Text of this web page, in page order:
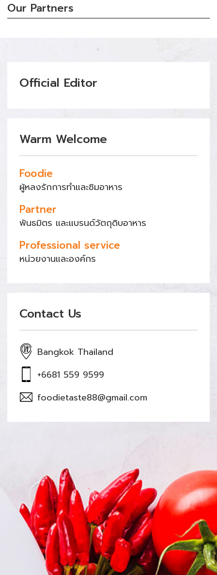
Our Partners
Official Editor
Warm Welcome
Foodie
ผู้หลงรักการทำและชิมอาหาร
Partner
พันธมิตร และแบรนด์วัตถุดิบอาหาร
Professional service
หน่วยงานและองค์กร
Contact Us
Bangkok Thailand
+6681 559 9599
foodietaste88@gmail.com